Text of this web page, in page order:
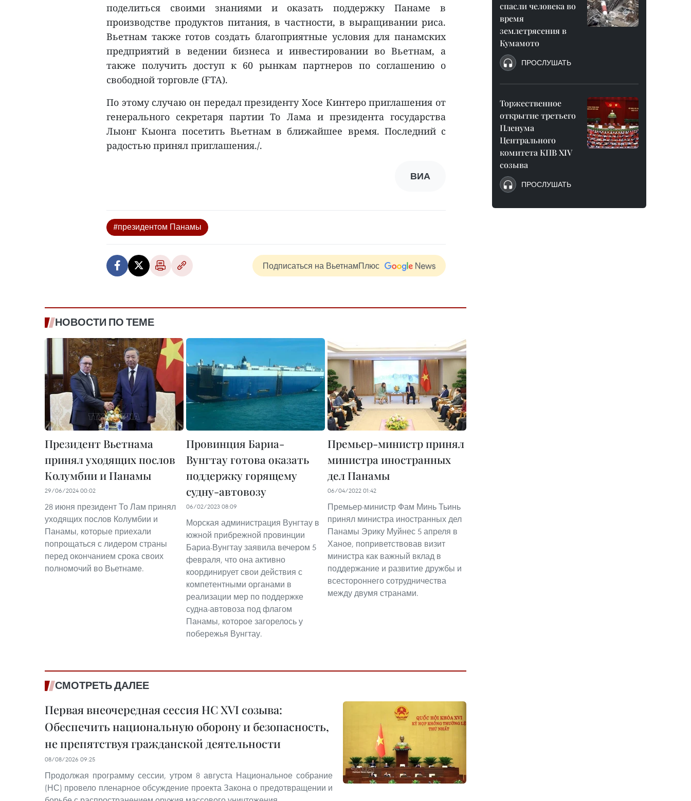
поделиться своими знаниями и оказать поддержку Панаме в
производстве продуктов питания, в частности, в выращивании риса.
Вьетнам также готов создать благоприятные условия для панамских
предприятий в ведении бизнеса и инвестировании во Вьетнам, а
также получить доступ к 60 рынкам партнеров по соглашению о
свободной торговле (FTA).
По этому случаю он передал президенту Хосе Кинтеро приглашения от
генерального секретаря партии То Лама и президента государства
Лыонг Кыонга посетить Вьетнам в ближайшее время. Последний с
радостью принял приглашения./.
ВИА
#президентом Панамы
Подписаться на ВьетнамПлюс
НОВОСТИ ПО ТЕМЕ
Президент Вьетнама
принял уходящих послов
Колумбии и Панамы
29/06/2024 00:02
28 июня президент То Лам принял
уходящих послов Колумбии и
Панамы, которые приехали
попрощаться с лидером страны
перед окончанием срока своих
полномочий во Вьетнаме.
Провинция Бариа-
Вунгтау готова оказать
поддержку горящему
судну-автовозу
06/02/2023 08:09
Морская администрация Вунгтау в
южной прибрежной провинции
Бариа-Вунгтау заявила вечером 5
февраля, что она активно
координирует свои действия с
компетентными органами в
реализации мер по поддержке
судна-автовоза под флагом
Панамы, которое загорелось у
побережья Вунгтау.
Премьер-министр принял
министра иностранных
дел Панамы
06/04/2022 01:42
Премьер-министр Фам Минь Тьинь
принял министра иностранных дел
Панамы Эрику Муйнес 5 апреля в
Ханое, поприветствовав визит
министра как важный вклад в
поддержание и развитие дружбы и
всестороннего сотрудничества
между двумя странами.
СМОТРЕТЬ ДАЛЕЕ
Первая внеочередная сессия НС XVI созыва:
Обеспечить национальную оборону и безопасность,
не препятствуя гражданской деятельности
08/08/2026 09:25
Продолжая программу сессии, утром 8 августа Национальное собрание
(НС) провело пленарное обсуждение проекта Закона о предотвращении и
спасли человека во
время
землетрясения в
Кумамото
ПРОСЛУШАТЬ
Торжественное
открытие третьего
Пленума
Центрального
комитета КПВ XIV
созыва
ПРОСЛУШАТЬ